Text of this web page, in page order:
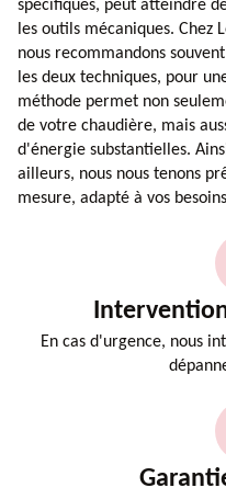
spécifiques, peut atteindre
les outils mécaniques. Chez
nous recommandons
les deux techniques, pour
méthode permet non
de votre chaudière, mais
d'énergie substantielles.
ailleurs, nous nous tenons
mesure, adapté à vos
En cas d'urgence, nous